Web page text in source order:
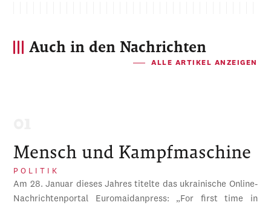
Auch in den Nachrichten
ALLE ARTIKEL ANZEIGEN
Mensch und Kampfmaschine
POLITIK
Am 28. Januar dieses Jahres titelte das ukrainische Online-
Nachrichtenportal Euromaidanpress: „For first time in